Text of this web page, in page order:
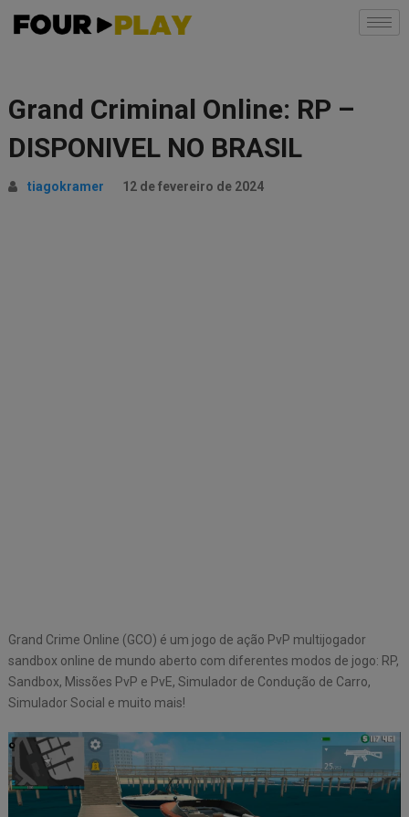
Grand Criminal Online: RP –
DISPONIVEL NO BRASIL
tiagokramer 12 de fevereiro de 2024
Grand Crime Online (GCO) é um jogo de ação PvP multijogador
sandbox online de mundo aberto com diferentes modos de jogo: RP,
Sandbox, Missões PvP e PvE, Simulador de Condução de Carro,
Simulador Social e muito mais!